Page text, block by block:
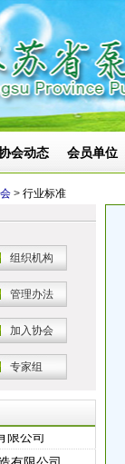
会动态 会员单位
> 行业标准
组织机构
管理办法
加入协会
专家组
限公司
有限公司